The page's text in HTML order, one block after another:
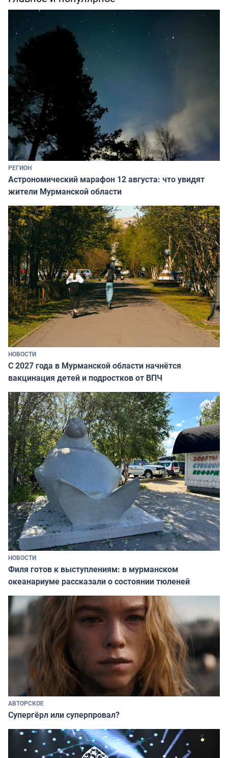
РЕГИОН
Астрономический марафон 12 августа: что увидят
жители Мурманской области
НОВОСТИ
С 2027 года в Мурманской области начнётся
вакцинация детей и подростков от ВПЧ
НОВОСТИ
Филя готов к выступлениям: в мурманском
океанариуме рассказали о состоянии тюленей
АВТОРСКОЕ
Супергёрл или суперпровал?